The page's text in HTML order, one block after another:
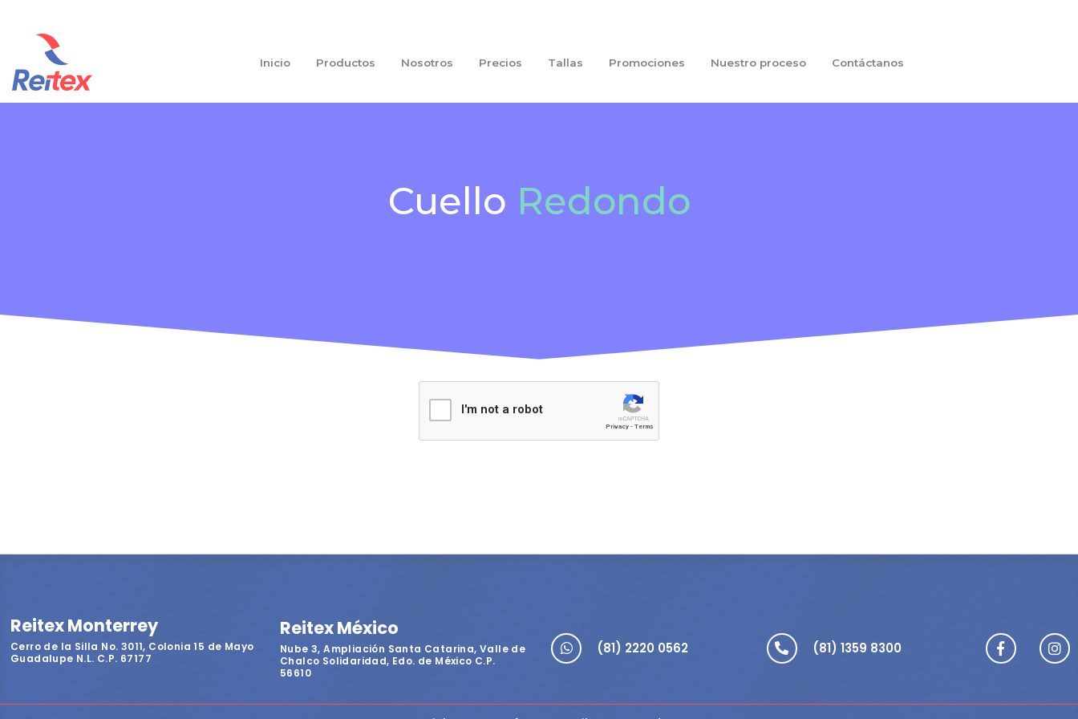
contenido
Inicio Productos Nosotros Precios Tallas Promociones Nuestro proceso Contáctanos
Cuello Redondo
Reitex Monterrey
Cerro de la Silla No. 3011, Colonia 15 de Mayo
Guadalupe N.L. C.P. 67177
Reitex México
Nube 3, Ampliación Santa Catarina, Valle de
Chalco Solidaridad, Edo. de México C.P.
56610
(81) 2220 0562 (81) 1359 8300
I'm not a robot
Privacy- Terms